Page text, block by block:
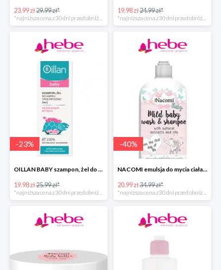
23.99 zł29.99 zł* 19.98 zł24.99 zł*
-23%
OILLAN BABY szampon, żel do kąpieli i pod prysznic, 200 ml
19.98 zł25.99 zł*
*najniższa cena z 30 dni przed obniżką
-40%
NACOMI emulsja do mycia ciała dla dzieci
20.99 zł34.99 zł*
*najniższa cena z 30 dni przed obniżką